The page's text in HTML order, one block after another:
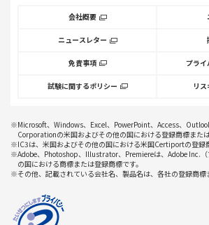
会社概要
ニュースレター
免責事項 プラ
試験に関するポリシー リ
※Microsoft、Windows、Excel、PowerPoint、Access、
Corporationの米国およびその他の国における登録商標または
※IC3は、米国およびその他の国における米国Certiportの登録
※Adobe、Photoshop、Illustrator、Premiereは、Adobe Inc.（
の国における商標または登録商標です。
※その他、記載されている会社名、製品名は、各社の登録商標